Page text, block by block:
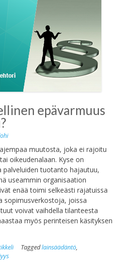
epävarmuus
muutosta, joka ei rajoitu
oikeudenalaan. Kyse on
palveluiden tuotanto hajautuu,
useammin organisaation
enää toimi selkeästi rajatuissa
sopimusverkostoja, joissa
voivat vaihdella tilanteesta
myös perinteisen käsityksen
Taggedlainsäädäntö,